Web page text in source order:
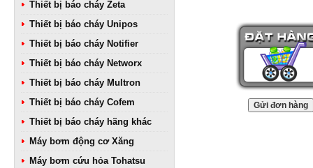
Thiết bị báo cháy Zeta
Thiết bị báo cháy Unipos
Thiết bị báo cháy Notifier
Thiết bị báo cháy Networx
Thiết bị báo cháy Multron
Thiết bị báo cháy Cofem
Thiết bị báo cháy hãng khác
Máy bơm động cơ Xăng
Máy bơm cứu hỏa Tohatsu